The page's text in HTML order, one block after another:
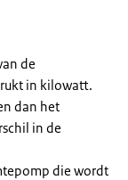
de
in kilowatt.
dan het
in de
die wordt